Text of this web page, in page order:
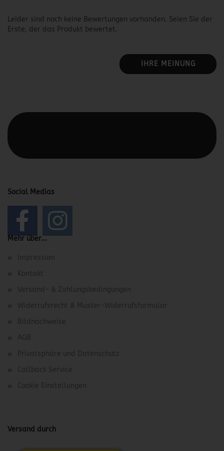
Leider sind noch keine Bewertungen vorhanden. Seien Sie der
Erste, der das Produkt bewertet.
IHRE MEINUNG
Social Medias
Mehr über...
Impressum
Kontakt
Versand- & Zahlungsbedingungen
Widerrufsrecht & Muster-Widerrufsformular
Bildnachweise
AGB
Privatsphäre und Datenschutz
Callback Service
Cookie Einstellungen
Versand durch